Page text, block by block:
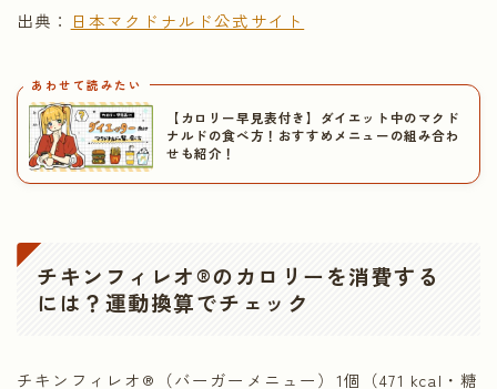
出典： 日本マクドナルド公式サイト
あわせて読みたい
【カロリー早見表付き】ダイエット中のマクド
ナルドの食べ方！おすすめメニューの組み合わ
せも紹介！
チキンフィレオ®のカロリーを消費する
には？運動換算でチェック
チキンフィレオ®（バーガーメニュー）1個（471 kcal・糖